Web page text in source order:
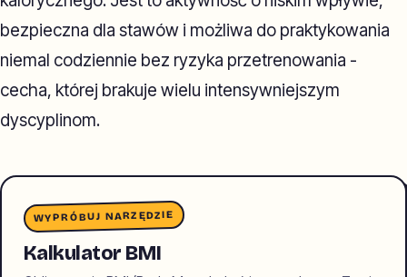
bezpieczna dla stawów i możliwa do praktykowania
niemal codziennie bez ryzyka przetrenowania -
cecha, której brakuje wielu intensywniejszym
dyscyplinom.
WYPRÓBUJ NARZĘDZIE
Kalkulator BMI